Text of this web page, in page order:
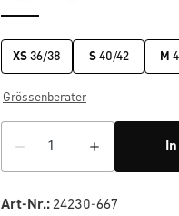
XS 36/38 S40/42 M
Grössenberater
Art-Nr.:24230-667